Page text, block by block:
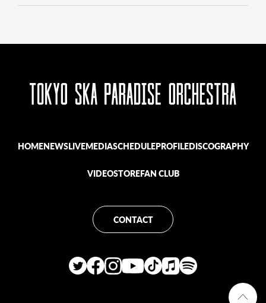
HOMENEWSLIVEMEDIASCHEDULEPROFILEDISCOGRAPHY
VIDEOSTOREFAN CLUB
CONTACT